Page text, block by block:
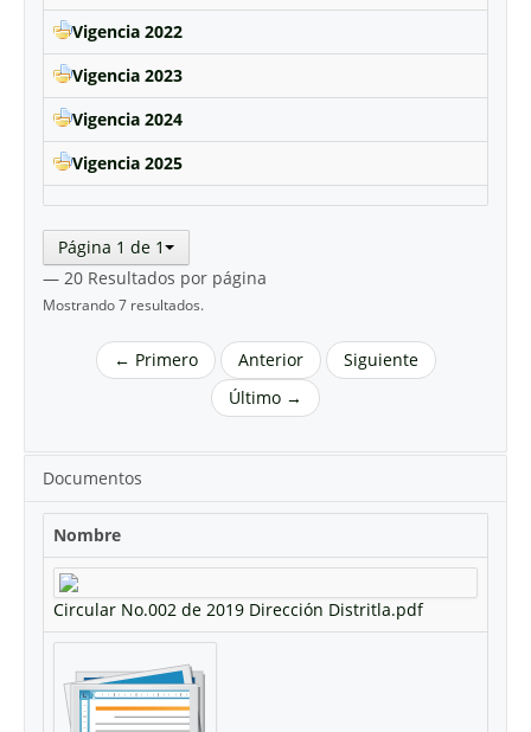
Vigencia 2022
Vigencia 2023
Vigencia 2024
Vigencia 2025
Página 1 de 1
— 20 Resultados por página
Mostrando 7 resultados.
← Primero Anterior
Siguiente
Último →
Documentos
Nombre
Circular No.002 de 2019 Dirección Distritla.pdf